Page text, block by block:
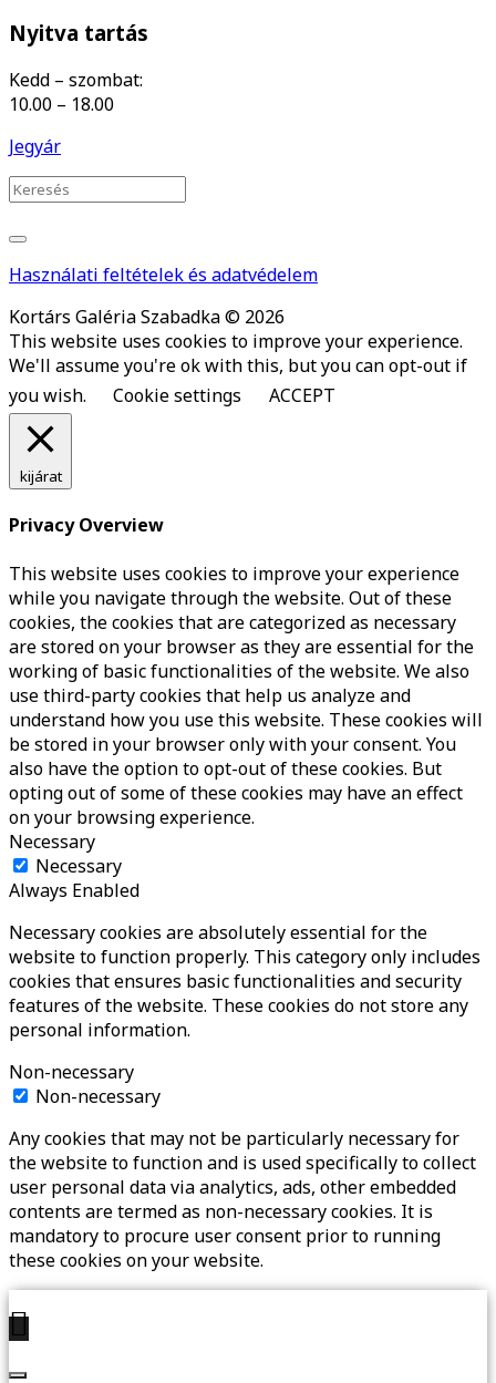
Nyitva tartás
Kedd – szombat:
10.00 – 18.00
Jegyár
Használati feltételek és adatvédelem
Kortárs Galéria Szabadka © 2026
This website uses cookies to improve your experience.
We'll assume you're ok with this, but you can opt-out if
you wish.
Cookie settings ACCEPT
kijárat
Privacy Overview
This website uses cookies to improve your experience
while you navigate through the website. Out of these
cookies, the cookies that are categorized as necessary
are stored on your browser as they are essential for the
working of basic functionalities of the website. We also
use third-party cookies that help us analyze and
understand how you use this website. These cookies will
be stored in your browser only with your consent. You
also have the option to opt-out of these cookies. But
opting out of some of these cookies may have an effect
on your browsing experience.
Necessary
Necessary
Always Enabled
Necessary cookies are absolutely essential for the
website to function properly. This category only includes
cookies that ensures basic functionalities and security
features of the website. These cookies do not store any
personal information.
Non-necessary
Non-necessary
Any cookies that may not be particularly necessary for
the website to function and is used specifically to collect
user personal data via analytics, ads, other embedded
contents are termed as non-necessary cookies. It is
mandatory to procure user consent prior to running
these cookies on your website.